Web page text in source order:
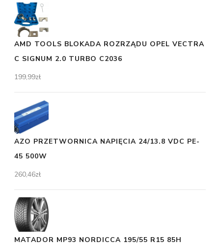
AMD TOOLS BLOKADA ROZRZĄDU OPEL VECTRA
C SIGNUM 2.0 TURBO C2036
199,99zł
AZO PRZETWORNICA NAPIĘCIA 24/13.8 VDC PE-
45 500W
260,46zł
MATADOR MP93 NORDICCA 195/55 R15 85H